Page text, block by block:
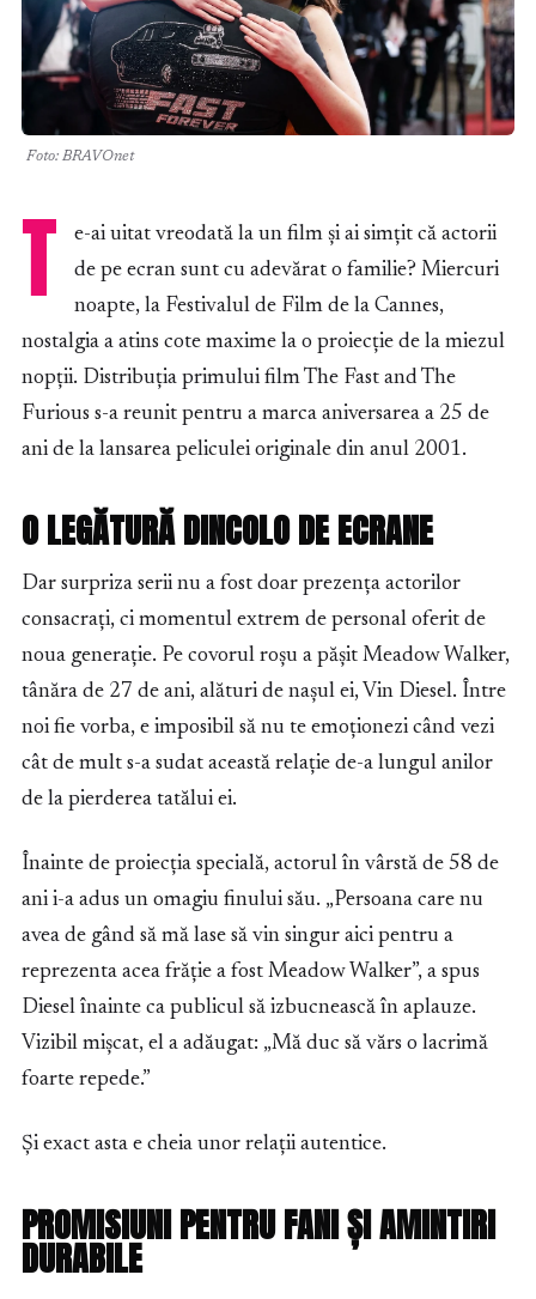
Foto: BRAVOnet
T
e-ai uitat vreodată la un film și ai simțit că actorii
de pe ecran sunt cu adevărat o familie? Miercuri
noapte, la Festivalul de Film de la Cannes,
nostalgia a atins cote maxime la o proiecție de la miezul
nopții. Distribuția primului film The Fast and The
Furious s-a reunit pentru a marca aniversarea a 25 de
ani de la lansarea peliculei originale din anul 2001.
O LEGĂTURĂ DINCOLO DE ECRANE
Dar surpriza serii nu a fost doar prezența actorilor
consacrați, ci momentul extrem de personal oferit de
noua generație. Pe covorul roșu a pășit Meadow Walker,
tânăra de 27 de ani, alături de nașul ei, Vin Diesel. Între
noi fie vorba, e imposibil să nu te emoționezi când vezi
cât de mult s-a sudat această relație de-a lungul anilor
de la pierderea tatălui ei.
Înainte de proiecția specială, actorul în vârstă de 58 de
ani i-a adus un omagiu finului său. „Persoana care nu
avea de gând să mă lase să vin singur aici pentru a
reprezenta acea frăție a fost Meadow Walker”, a spus
Diesel înainte ca publicul să izbucnească în aplauze.
Vizibil mișcat, el a adăugat: „Mă duc să vărs o lacrimă
foarte repede.”
Și exact asta e cheia unor relații autentice.
PROMISIUNI PENTRU FANI ȘI AMINTIRI
DURABILE